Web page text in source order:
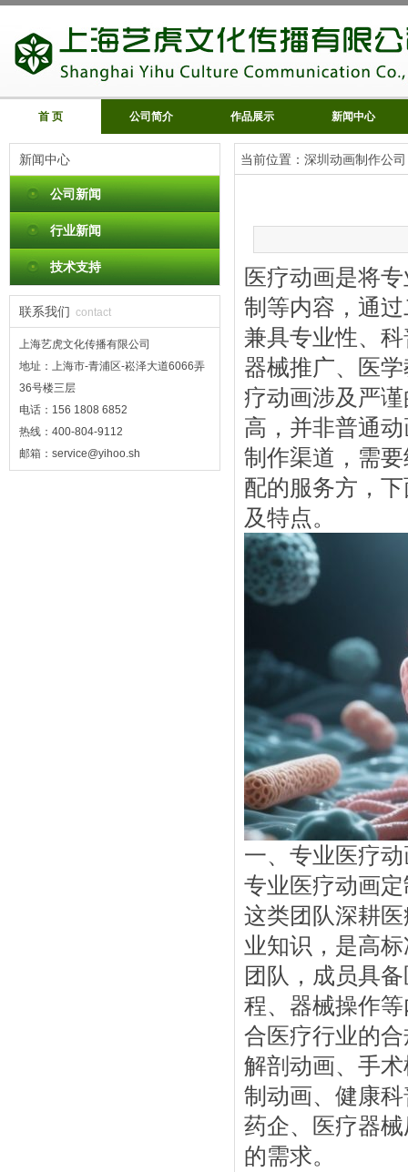
首 页 公司简介 作品展示 新闻中心
新闻中心
公司新闻
行业新闻
技术支持
联系我们 contact
上海艺虎文化传播有限公司
地址：上海市-青浦区-崧泽大道6066弄
36号楼三层
电话：156 1808 6852
热线：400-804-9112
邮箱：service@yihoo.sh
当前位置： 深圳动画制作公司
医疗动画是将
制等内容，通
兼具专业性、
器械推广、医
疗动画涉及严
高，并非普通
制作渠道，需
配的服务方，
及特点。
一、专业医疗
专业医疗动画
这类团队深耕
业知识，是高
团队，成员具
程、器械操作
合医疗行业的
解剖动画、手
制动画、健康
药企、医疗器
的需求。